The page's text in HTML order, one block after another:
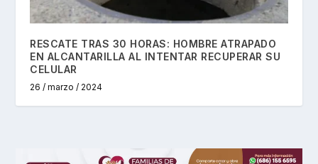
RESCATE TRAS 30 HORAS: HOMBRE ATRAPADO
EN ALCANTARILLA AL INTENTAR RECUPERAR SU
CELULAR
26 / marzo / 2024